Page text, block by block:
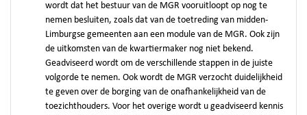
wordt dat het bestuur van de MGR vooruitloopt op nog te
nemen besluiten, zoals dat van de toetreding van midden-
Limburgse gemeenten aan een module van de MGR. Ook zijn
de uitkomsten van de kwartiermaker nog niet bekend.
Geadviseerd wordt om de verschillende stappen in de juiste
volgorde te nemen. Ook wordt de MGR verzocht duidelijkheid
te geven over de borging van de onafhankelijkheid van de
toezichthouders. Voor het overige wordt u geadviseerd kennis